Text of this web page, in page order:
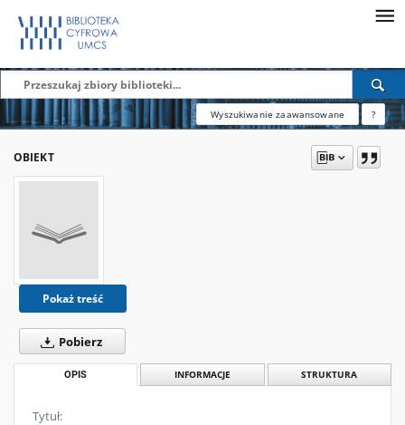
Wyszukiwanie zaawansowane ?
OBIEKT
Pokaż treść
Pobierz
OPIS INFORMACJE STRUKTURA
Tytuł: